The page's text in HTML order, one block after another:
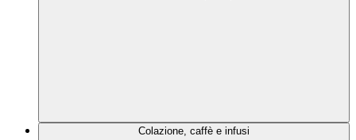
Colazione, caffè e infusi